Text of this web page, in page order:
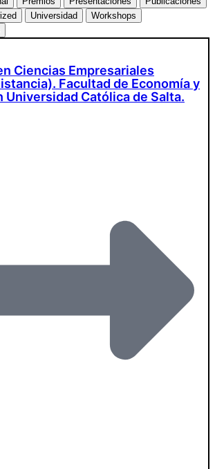
Universidad
Workshops
Ciencias Empresariales
Facultad de Economía y
Católica de Salta.